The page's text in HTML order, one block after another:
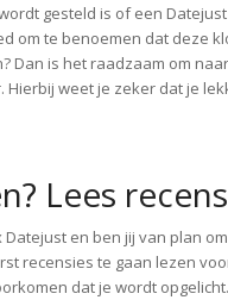
gesteld is of een
om te benoemen dat deze
Dan is het raadzaam om
Hierbij weet je zeker dat je
Lees
en ben jij van plan
recensies te gaan lezen
dat je wordt